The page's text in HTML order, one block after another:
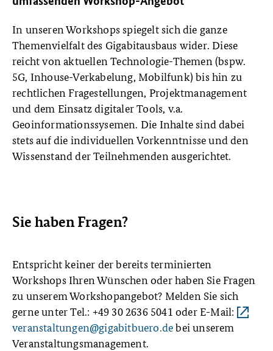
In unseren Workshops spiegelt sich die ganze
Themenvielfalt des Gigabitausbaus wider. Diese
reicht von aktuellen Technologie-Themen (bspw.
5G, Inhouse-Verkabelung, Mobilfunk) bis hin zu
rechtlichen Fragestellungen, Projektmanagement
und dem Einsatz digitaler Tools, v.a.
Geoinformationssysemen. Die Inhalte sind dabei
stets auf die individuellen Vorkenntnisse und den
Wissenstand der Teilnehmenden ausgerichtet.
Sie haben Fragen?
Entspricht keiner der bereits terminierten
Workshops Ihren Wünschen oder haben Sie Fragen
zu unserem Workshopangebot? Melden Sie sich
gerne unter Tel.: +49 30 2636 5041 oder E-Mail:
veranstaltungen@gigabitbuero.debei unserem
Veranstaltungsmanagement.